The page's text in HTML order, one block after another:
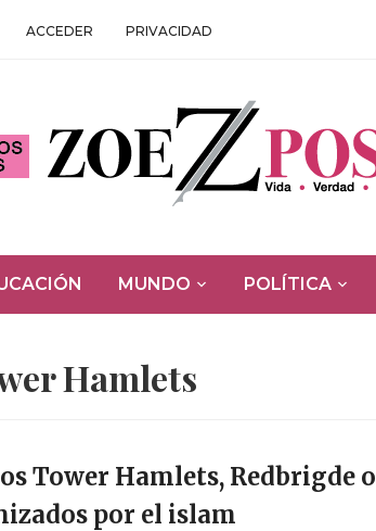
ACCEDER PRIVACIDAD
MUNDO POLÍTICA
Hamlets
Tower Hamlets, Redbrigde o
por el islam